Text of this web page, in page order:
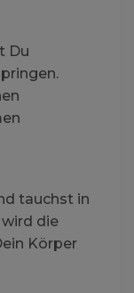
Du
tauchst in
die
Körper